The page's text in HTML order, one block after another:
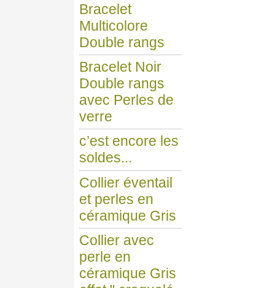
Bracelet
Multicolore
Double rangs
Bracelet Noir
Double rangs
avec Perles de
verre
c’est encore les
soldes...
Collier éventail
et perles en
céramique Gris
Collier avec
perle en
céramique Gris